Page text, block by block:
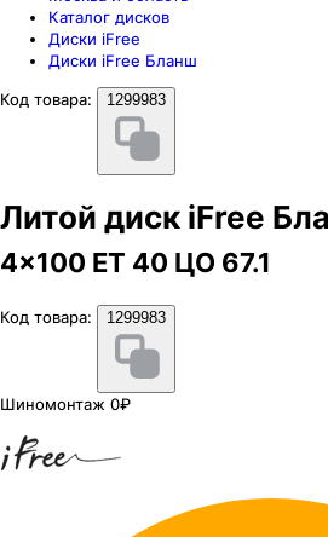
Каталог дисков
Диски iFree
Диски iFree Бланш
Код товара:
1299983
Литой диск iFree
4x100 ЕТ 40 ЦО 67.1
Код товара: 1299983
Шиномонтаж 0₽